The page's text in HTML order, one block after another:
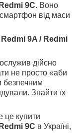
9C. Воно
від маси
9A / Redmi
дійсно
не просто «аби
безпечним
Знайти їх
це купити
9C в Україні,